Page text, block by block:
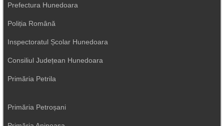
Prefectura Hunedoara
Poliția Română
Inspectoratul Școlar Hunedoara
Consiliul Județean Hunedoara
Primăria Petrila
Primăria Petroșani